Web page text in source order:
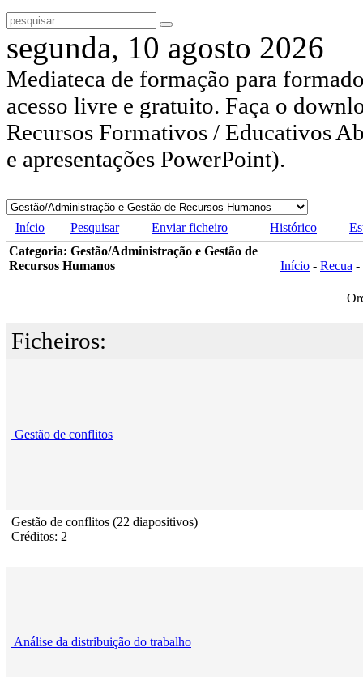
segunda, 10 agosto 2026
Mediateca de formação para
acesso livre e gratuito. Faça o
Recursos Formativos / Educativos
e apresentações PowerPoint).
Início Pesquisar Enviar ficheiro Histórico
Categoria: Gestão/Administração e Gestão de
Recursos Humanos
Início - Recua -
Ficheiros:
Gestão de conflitos
Gestão de conflitos (22 diapositivos)
Créditos: 2
Análise da distribuição do trabalho